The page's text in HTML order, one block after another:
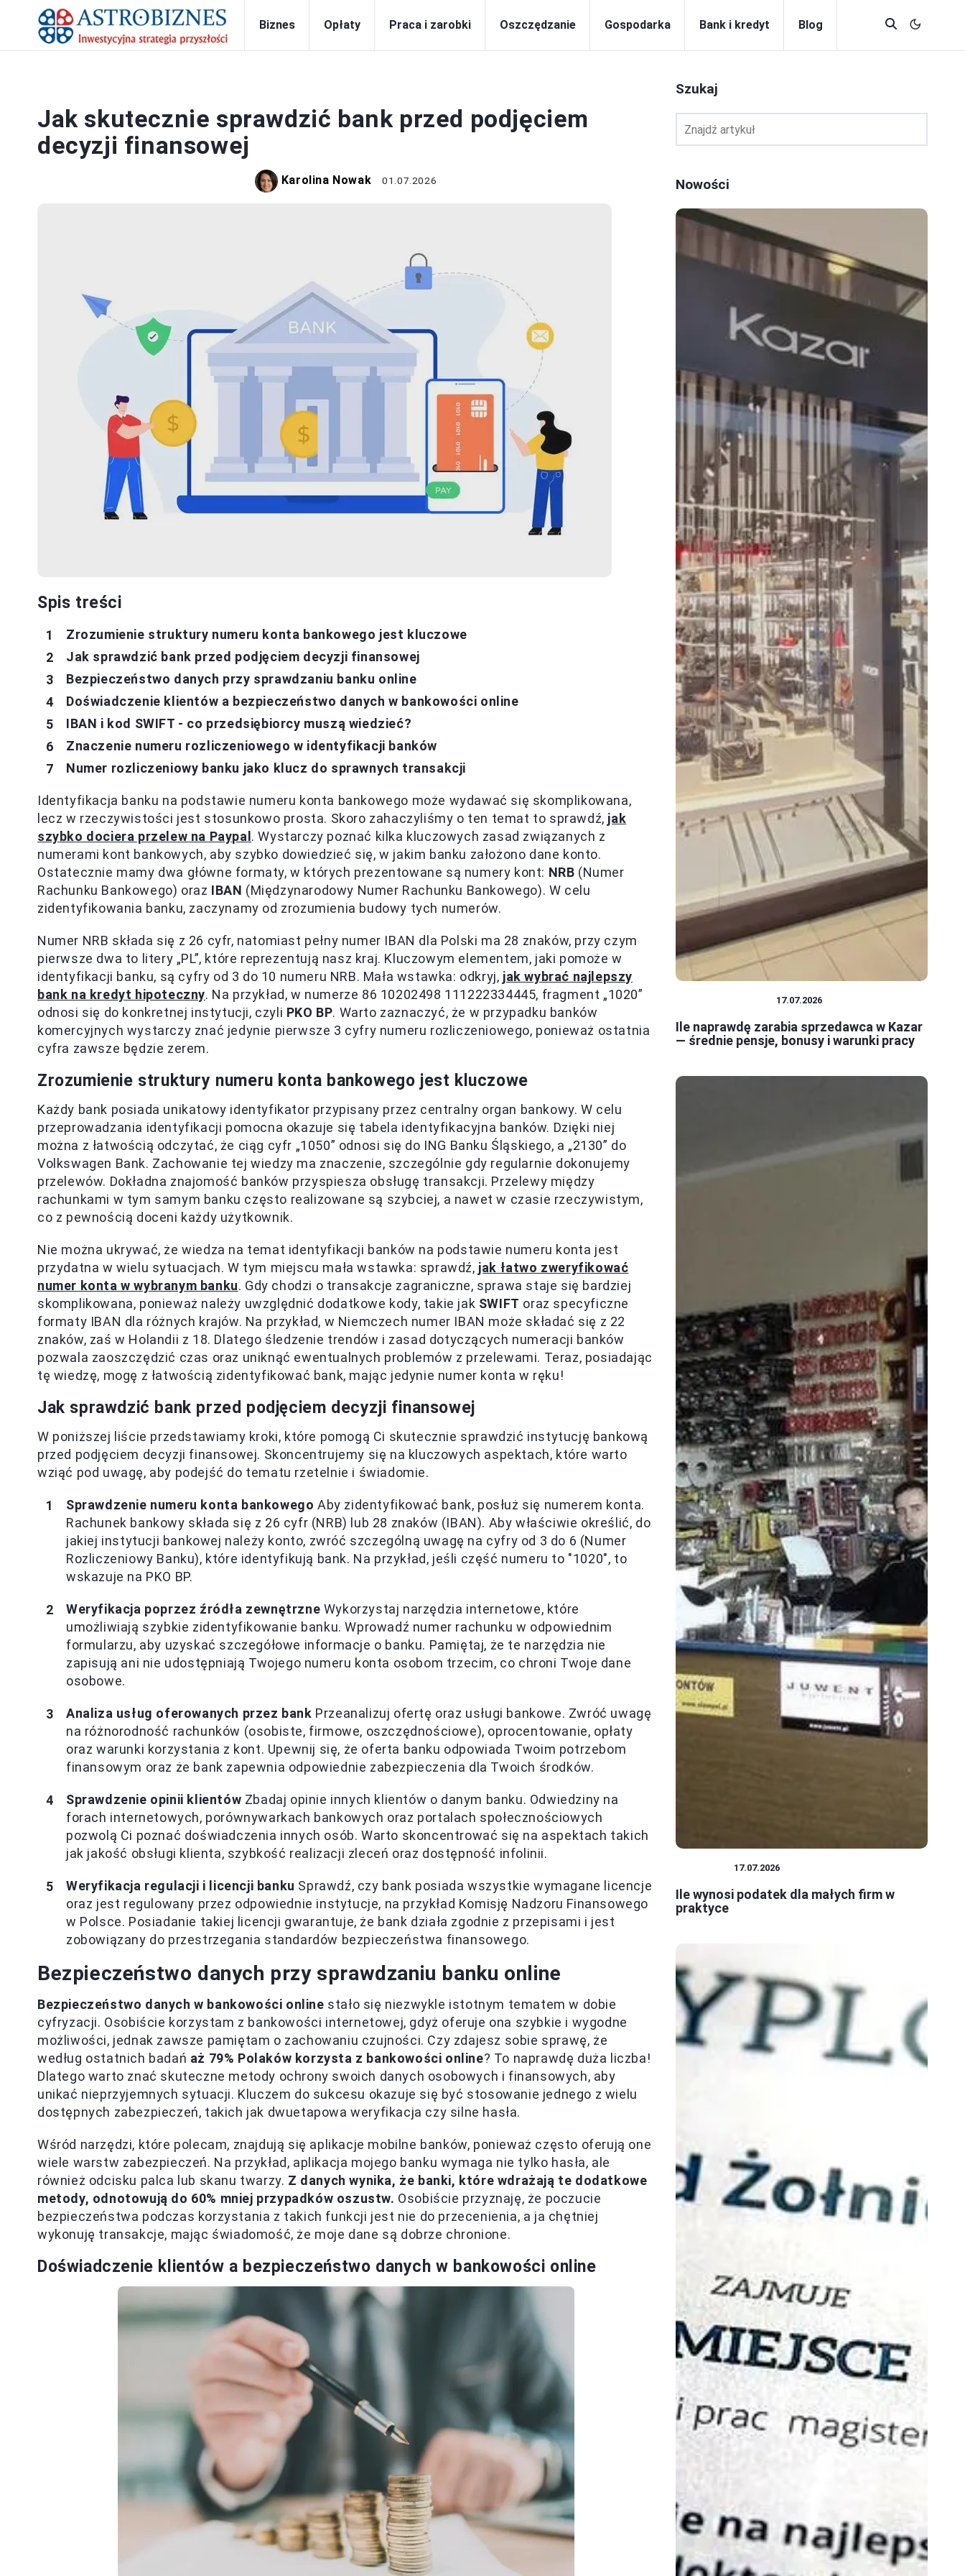
Biznes Opłaty Praca i zarobki Oszczędzanie Gospodarka Bank i kredyt Blog
Jak skutecznie sprawdzić bank przed podjęciem
decyzji finansowej
Karolina Nowak 01.07.2026
Spis treści
Zrozumienie struktury numeru konta bankowego jest kluczowe
Jak sprawdzić bank przed podjęciem decyzji finansowej
Bezpieczeństwo danych przy sprawdzaniu banku online
Doświadczenie klientów a bezpieczeństwo danych w bankowości online
IBAN i kod SWIFT - co przedsiębiorcy muszą wiedzieć?
Znaczenie numeru rozliczeniowego w identyfikacji banków
Numer rozliczeniowy banku jako klucz do sprawnych transakcji
Identyfikacja banku na podstawie numeru konta bankowego może wydawać się skomplikowana,
lecz w rzeczywistości jest stosunkowo prosta. Skoro zahaczyliśmy o ten temat to sprawdź, jak
szybko dociera przelew na Paypal . Wystarczy poznać kilka kluczowych zasad związanych z
numerami kont bankowych, aby szybko dowiedzieć się, w jakim banku założono dane konto.
Ostatecznie mamy dwa główne formaty, w których prezentowane są numery kont: NRB (Numer
Rachunku Bankowego) oraz IBAN (Międzynarodowy Numer Rachunku Bankowego). W celu
zidentyfikowania banku, zaczynamy od zrozumienia budowy tych numerów.
Numer NRB składa się z 26 cyfr, natomiast pełny numer IBAN dla Polski ma 28 znaków, przy czym
pierwsze dwa to litery „PL”, które reprezentują nasz kraj. Kluczowym elementem, jaki pomoże w
identyfikacji banku, są cyfry od 3 do 10 numeru NRB. Mała wstawka: odkryj, jak wybrać najlepszy
bank na kredyt hipoteczny. Na przykład, w numerze 86 10202498 111222334445, fragment „1020”
odnosi się do konkretnej instytucji, czyli PKO BP. Warto zaznaczyć, że w przypadku banków
komercyjnych wystarczy znać jedynie pierwsze 3 cyfry numeru rozliczeniowego, ponieważ ostatnia
cyfra zawsze będzie zerem.
Zrozumienie struktury numeru konta bankowego jest kluczowe
Każdy bank posiada unikatowy identyfikator przypisany przez centralny organ bankowy. W celu
przeprowadzania identyfikacji pomocna okazuje się tabela identyfikacyjna banków. Dzięki niej
można z łatwością odczytać, że ciąg cyfr „1050” odnosi się do ING Banku Śląskiego, a „2130” do
Volkswagen Bank. Zachowanie tej wiedzy ma znaczenie, szczególnie gdy regularnie dokonujemy
przelewów. Dokładna znajomość banków przyspiesza obsługę transakcji. Przelewy między
rachunkami w tym samym banku często realizowane są szybciej, a nawet w czasie rzeczywistym,
co z pewnością doceni każdy użytkownik.
Nie można ukrywać, że wiedza na temat identyfikacji banków na podstawie numeru konta jest
przydatna w wielu sytuacjach. W tym miejscu mała wstawka: sprawdź, jak łatwo zweryfikować
numer konta w wybranym banku. Gdy chodzi o transakcje zagraniczne, sprawa staje się bardziej
skomplikowana, ponieważ należy uwzględnić dodatkowe kody, takie jak SWIFT oraz specyficzne
formaty IBAN dla różnych krajów. Na przykład, w Niemczech numer IBAN może składać się z 22
znaków, zaś w Holandii z 18. Dlatego śledzenie trendów i zasad dotyczących numeracji banków
pozwala zaoszczędzić czas oraz uniknąć ewentualnych problemów z przelewami. Teraz, posiadając
tę wiedzę, mogę z łatwością zidentyfikować bank, mając jedynie numer konta w ręku!
Jak sprawdzić bank przed podjęciem decyzji finansowej
W poniższej liście przedstawiamy kroki, które pomogą Ci skutecznie sprawdzić instytucję bankową
przed podjęciem decyzji finansowej. Skoncentrujemy się na kluczowych aspektach, które warto
wziąć pod uwagę, aby podejść do tematu rzetelnie i świadomie.
Sprawdzenie numeru konta bankowego Aby zidentyfikować bank, posłuż się numerem konta.
Rachunek bankowy składa się z 26 cyfr (NRB) lub 28 znaków (IBAN). Aby właściwie określić, do
jakiej instytucji bankowej należy konto, zwróć szczególną uwagę na cyfry od 3 do 6 (Numer
Rozliczeniowy Banku), które identyfikują bank. Na przykład, jeśli część numeru to "1020", to
wskazuje na PKO BP.
Weryfikacja poprzez źródła zewnętrzne Wykorzystaj narzędzia internetowe, które
umożliwiają szybkie zidentyfikowanie banku. Wprowadź numer rachunku w odpowiednim
formularzu, aby uzyskać szczegółowe informacje o banku. Pamiętaj, że te narzędzia nie
zapisują ani nie udostępniają Twojego numeru konta osobom trzecim, co chroni Twoje dane
osobowe.
Analiza usług oferowanych przez bank Przeanalizuj ofertę oraz usługi bankowe. Zwróć uwagę
na różnorodność rachunków (osobiste, firmowe, oszczędnościowe), oprocentowanie, opłaty
oraz warunki korzystania z kont. Upewnij się, że oferta banku odpowiada Twoim potrzebom
finansowym oraz że bank zapewnia odpowiednie zabezpieczenia dla Twoich środków.
Sprawdzenie opinii klientów Zbadaj opinie innych klientów o danym banku. Odwiedziny na
forach internetowych, porównywarkach bankowych oraz portalach społecznościowych
pozwolą Ci poznać doświadczenia innych osób. Warto skoncentrować się na aspektach takich
jak jakość obsługi klienta, szybkość realizacji zleceń oraz dostępność infolinii.
Weryfikacja regulacji i licencji banku Sprawdź, czy bank posiada wszystkie wymagane licencje
oraz jest regulowany przez odpowiednie instytucje, na przykład Komisję Nadzoru Finansowego
w Polsce. Posiadanie takiej licencji gwarantuje, że bank działa zgodnie z przepisami i jest
zobowiązany do przestrzegania standardów bezpieczeństwa finansowego.
Bezpieczeństwo danych przy sprawdzaniu banku online
Bezpieczeństwo danych w bankowości online stało się niezwykle istotnym tematem w dobie
cyfryzacji. Osobiście korzystam z bankowości internetowej, gdyż oferuje ona szybkie i wygodne
możliwości, jednak zawsze pamiętam o zachowaniu czujności. Czy zdajesz sobie sprawę, że
według ostatnich badań aż 79% Polaków korzysta z bankowości online? To naprawdę duża liczba!
Dlatego warto znać skuteczne metody ochrony swoich danych osobowych i finansowych, aby
unikać nieprzyjemnych sytuacji. Kluczem do sukcesu okazuje się być stosowanie jednego z wielu
dostępnych zabezpieczeń, takich jak dwuetapowa weryfikacja czy silne hasła.
Wśród narzędzi, które polecam, znajdują się aplikacje mobilne banków, ponieważ często oferują one
wiele warstw zabezpieczeń. Na przykład, aplikacja mojego banku wymaga nie tylko hasła, ale
również odcisku palca lub skanu twarzy. Z danych wynika, że banki, które wdrażają te dodatkowe
metody, odnotowują do 60% mniej przypadków oszustw. Osobiście przyznaję, że poczucie
bezpieczeństwa podczas korzystania z takich funkcji jest nie do przecenienia, a ja chętniej
wykonuję transakcje, mając świadomość, że moje dane są dobrze chronione.
Doświadczenie klientów a bezpieczeństwo danych w bankowości online
Szukaj
Nowości
17.07.2026
Ile naprawdę zarabia sprzedawca w Kazar
— średnie pensje, bonusy i warunki pracy
17.07.2026
Ile wynosi podatek dla małych firm w
praktyce